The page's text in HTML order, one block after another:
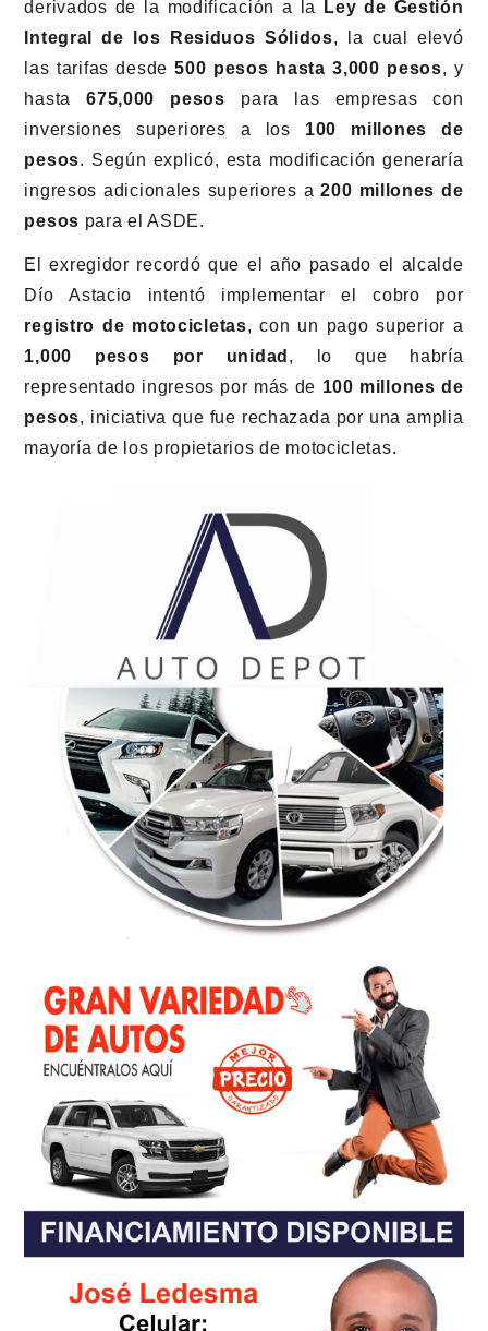
derivados de la modificación a la
Ley de Gestión
Integral de los Residuos Sólidos, la cual elevó
las tarifas desde500 pesos hasta 3,000 pesos, y
hasta675,000 pesos para las empresas con
inversiones superiores a los 100 millones de
pesos. Según explicó, esta modificación generaría
ingresos adicionales superiores a200 millones de
pesos para el ASDE.
El exregidor recordó que el año pasado el alcalde
Dío Astacio intentó implementar el cobro por
registro de motocicletas, con un pago superior a
1,000 pesos por unidad , lo que habría
representado ingresos por más de 100 millones de
pesos, iniciativa que fue rechazada por una amplia
mayoría de los propietarios de motocicletas.